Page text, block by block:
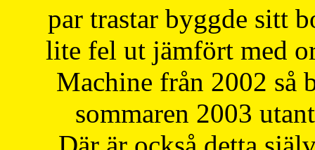
par trastar byggde sitt
lite fel ut jämfört med
Machine från 2002 så
sommaren 2003